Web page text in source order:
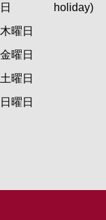
日
holiday)
木曜日
金曜日
土曜日
日曜日